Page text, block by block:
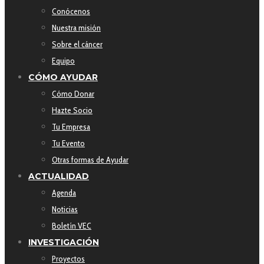
Conócenos
Nuestra misión
Sobre el cáncer
Equipo
CÓMO AYUDAR
Cómo Donar
Hazte Socio
Tu Empresa
Tu Evento
Otras formas de Ayudar
ACTUALIDAD
Agenda
Noticias
Boletín VEC
INVESTIGACIÓN
Proyectos